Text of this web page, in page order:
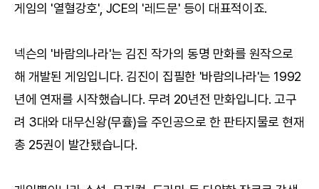
게임의 '열혈강호', JCE의 '레드문' 등이 대표적이죠.
넥슨의 '바람의나라'는 김진 작가의 동명 만화를 원작으로
해 개발된 게임입니다. 김진이 집필한 '바람의나라'는 1992
년에 연재를 시작했습니다. 무려 20년전 만화입니다. 고구
려 3대와 대무신왕(무휼)을 주인공으로 한 판타지물로 현재
총 25권이 발간됐습니다.